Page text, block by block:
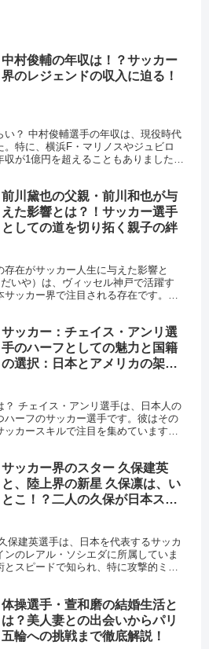
中村俊輔の年収は！？サッカー
界のレジェンドの収入に迫る！
い？ 中村俊輔選手の年収は、現役時代
特に、横浜F・マリノスやジュビロ
が1億円を超えることもありました。
前川黛也の父親・前川和也が与
えた影響とは？！サッカー選手
としての道を切り拓く親子の絆
在がサッカー人生に与えた影響と
いや）は、ヴィッセル神戸で活躍す
ッカー界で注目される存在です。彼
サッカー：チェイス・アンリ選
手のハーフとしての魅力と国籍
の選択：日本とアメリカの架け
？ チェイス・アンリ選手は、日本人の
ハーフのサッカー選手です。彼はその
カースキルで注目を集めています。
サッカー界のスター 久保建英
と、陸上界の新星 久保凛は、い
とこ！？二人の久保が日本スポ
保建英選手は、日本を代表するサッカ
のレアル・ソシエダに所属していま
スピードで知られ、特に攻撃的ミッ
体操選手・萱和磨の結婚生活と
は？美人妻との出会いからパリ
五輪への挑戦まで徹底解説！